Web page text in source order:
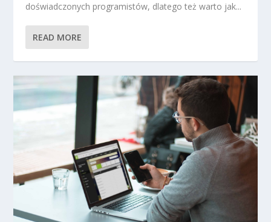
doświadczonych programistów, dlatego też warto jak...
READ MORE